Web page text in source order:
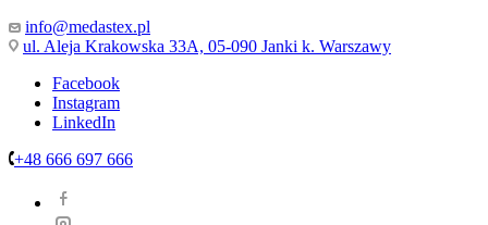
info@medastex.pl
ul. Aleja Krakowska 33A, 05-090 Janki k. Warszawy
Facebook
Instagram
LinkedIn
+48 666 697 666